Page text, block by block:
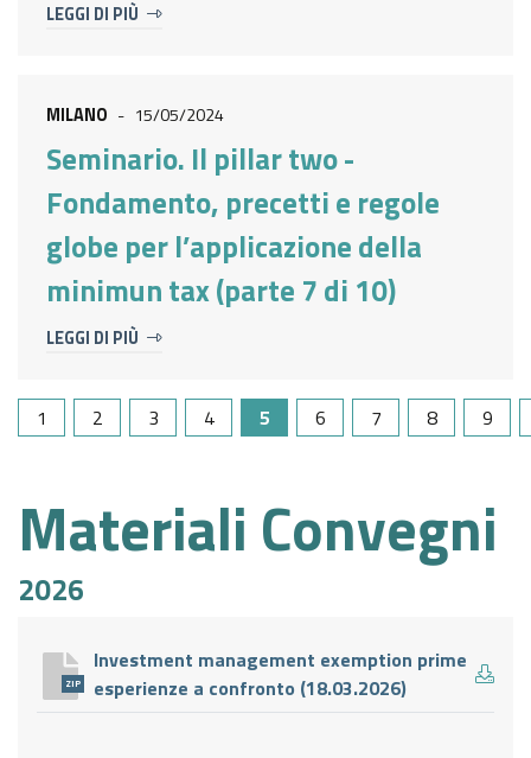
LEGGI DI PIÙ
MILANO - 15/05/2024
Seminario. Il pillar two -
Fondamento, precetti e regole
globe per l’applicazione della
minimun tax (parte 7 di 10)
LEGGI DI PIÙ
1 2 3 4 5 6 7 8 9
Materiali Convegni
2026
ZIP
Investment management exemption prime
esperienze a confronto (18.03.2026)